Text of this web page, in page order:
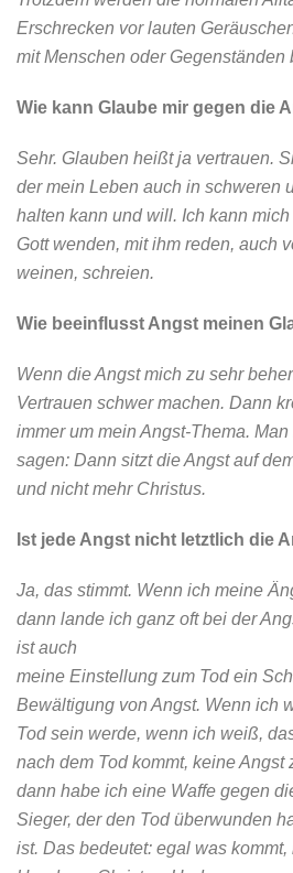
Erschrecken vor lauten
mit Menschen oder Gegenständen
Wie kann Glaube mir gegen die
Sehr. Glauben heißt ja vertrauen.
der mein Leben auch in schweren
halten kann und will. Ich kann
Gott wenden, mit ihm reden, auch
weinen, schreien.
Wie beeinflusst Angst meinen
Wenn die Angst mich zu sehr
Vertrauen schwer machen. Dann
immer um mein Angst-Thema.
sagen: Dann sitzt die Angst auf
und nicht mehr Christus.
Ist jede Angst nicht letztlich die
Ja, das stimmt. Wenn ich meine
dann lande ich ganz oft bei der
ist auch
meine Einstellung zum Tod ein
Bewältigung von Angst. Wenn ich
Tod sein werde, wenn ich weiß,
nach dem Tod kommt, keine Angst
dann habe ich eine Waffe gegen
Sieger, der den Tod überwunden
ist. Das bedeutet: egal was